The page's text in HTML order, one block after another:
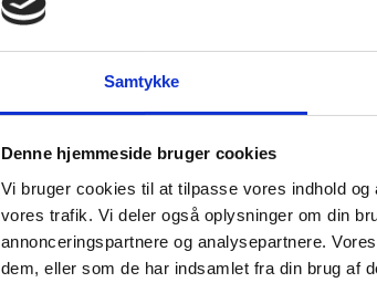
Samtykke
Denne hjemmeside bruger cookies
Vi bruger cookies til at tilpasse vores indhold
vores trafik. Vi deler også oplysninger om din
annonceringspartnere og analysepartnere.
dem, eller som de har indsamlet fra din brug af